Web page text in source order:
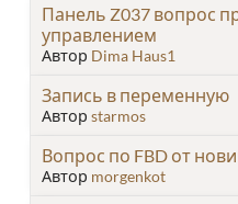
Панель Z037 вопрос
управлением
Автор Dima Haus1
Запись в переменную
Автор starmos
Вопрос по FBD от
Автор morgenkot